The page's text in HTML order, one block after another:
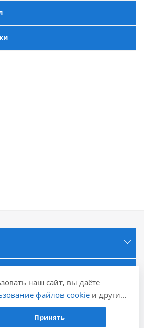
наш сайт, вы даёте
файлов cookieи других
(включая IP-адрес,
устройстве, действиях
Принять